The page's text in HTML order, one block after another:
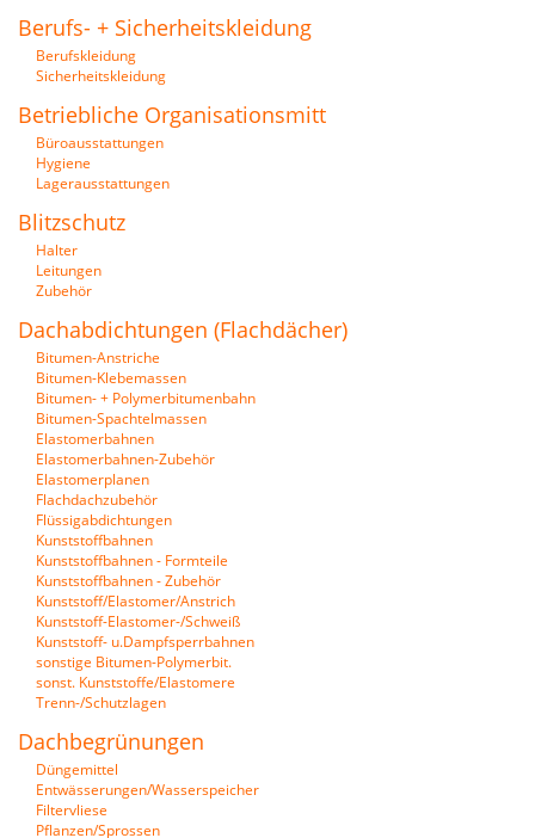
Berufs- + Sicherheitskleidung
Berufskleidung
Sicherheitskleidung
Betriebliche Organisationsmitt
Büroausstattungen
Hygiene
Lagerausstattungen
Blitzschutz
Halter
Leitungen
Zubehör
Dachabdichtungen (Flachdächer)
Bitumen-Anstriche
Bitumen-Klebemassen
Bitumen- + Polymerbitumenbahn
Bitumen-Spachtelmassen
Elastomerbahnen
Elastomerbahnen-Zubehör
Elastomerplanen
Flachdachzubehör
Flüssigabdichtungen
Kunststoffbahnen
Kunststoffbahnen - Formteile
Kunststoffbahnen - Zubehör
Kunststoff/Elastomer/Anstrich
Kunststoff-Elastomer-/Schweiß
Kunststoff- u.Dampfsperrbahnen
sonstige Bitumen-Polymerbit.
sonst. Kunststoffe/Elastomere
Trenn-/Schutzlagen
Dachbegrünungen
Düngemittel
Entwässerungen/Wasserspeicher
Filtervliese
Pflanzen/Sprossen